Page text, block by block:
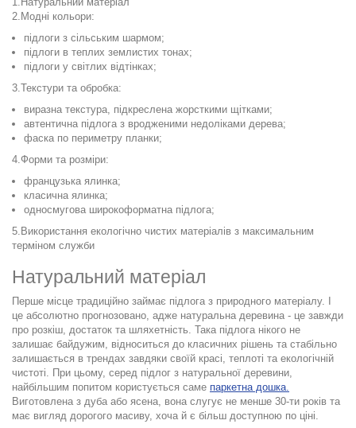
2.Модні кольори:
підлоги з сільським шармом;
підлоги в теплих землистих тонах;
підлоги у світлих відтінках;
3.Текстури та обробка:
виразна текстура, підкреслена жорсткими щітками;
автентична підлога з вродженими недоліками дерева;
фаска по периметру планки;
4.Форми та розміри:
французька ялинка;
класична ялинка;
односмугова широкоформатна підлога;
5.Використання екологічно чистих матеріалів з максимальним
терміном служби
Натуральний матеріал
Перше місце традиційно займає підлога з природного матеріалу. І
це абсолютно прогнозовано, адже натуральна деревина - це завжди
про розкіш, достаток та шляхетність. Така підлога нікого не
залишає байдужим, відноситься до класичних рішень та стабільно
залишається в трендах завдяки своїй красі, теплоті та екологічній
чистоті. При цьому, серед підлог з натуральної деревини,
найбільшим попитом користується саме паркетна дошка.
Виготовлена з дуба або ясена, вона слугує не менше 30-ти років та
має вигляд дорогого масиву, хоча й є більш доступною по ціні.